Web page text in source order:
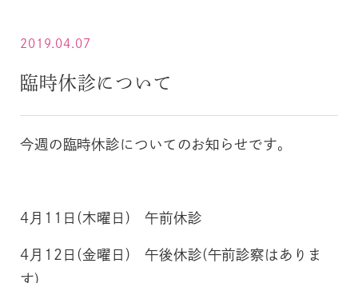
2019.04.07
臨時休診について
今週の臨時休診についてのお知らせです。
4月11日(木曜日) 午前休診
4月12日(金曜日) 午後休診(午前診察はありま
す)